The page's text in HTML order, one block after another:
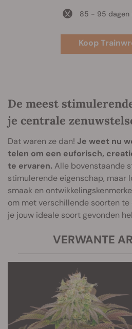
85 - 95 dagen
Koop
De meest
je centrale
Dat waren ze dan! Je weet nu
telen om een euforisch,
te ervaren. Alle bovenstaande
stimulerende eigenschap, maar
smaak en
om met verschillende soorten
je jouw ideale soort gevonden
VERWANTE